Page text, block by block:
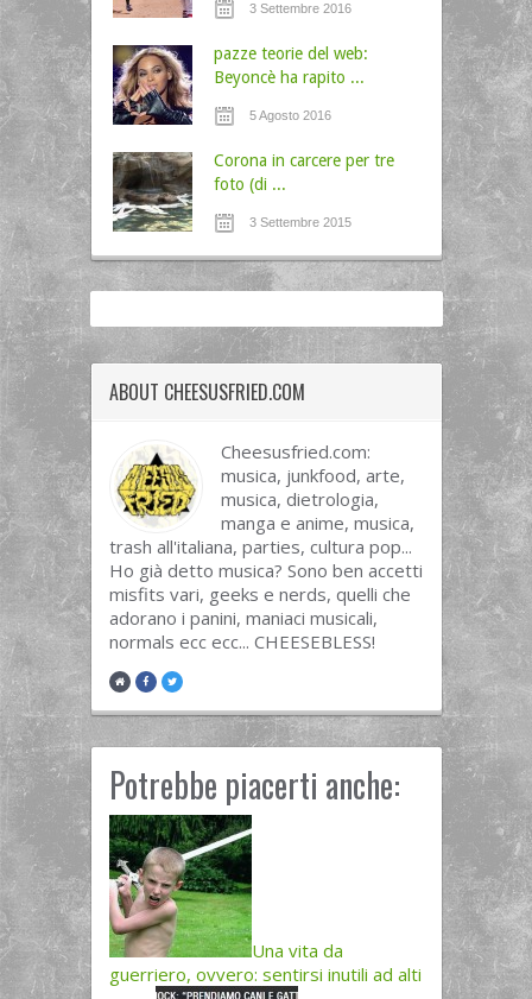
3 Settembre 2016
pazze teorie del web:
Beyoncè ha rapito ...
5 Agosto 2016
Corona in carcere per tre
foto (di ...
3 Settembre 2015
ABOUT CHEESUSFRIED.COM
Cheesusfried.com:
musica, junkfood, arte,
musica, dietrologia,
manga e anime, musica,
trash all'italiana, parties, cultura pop...
Ho già detto musica? Sono ben accetti
misfits vari, geeks e nerds, quelli che
adorano i panini, maniaci musicali,
normals ecc ecc... CHEESEBLESS!
Potrebbe piacerti anche:
Una vita da
guerriero, ovvero: sentirsi inutili ad alti